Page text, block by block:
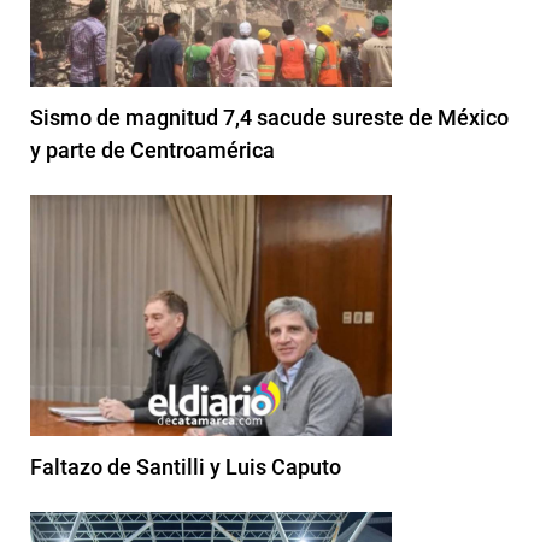
Sismo de magnitud 7,4 sacude sureste de México
y parte de Centroamérica
Faltazo de Santilli y Luis Caputo